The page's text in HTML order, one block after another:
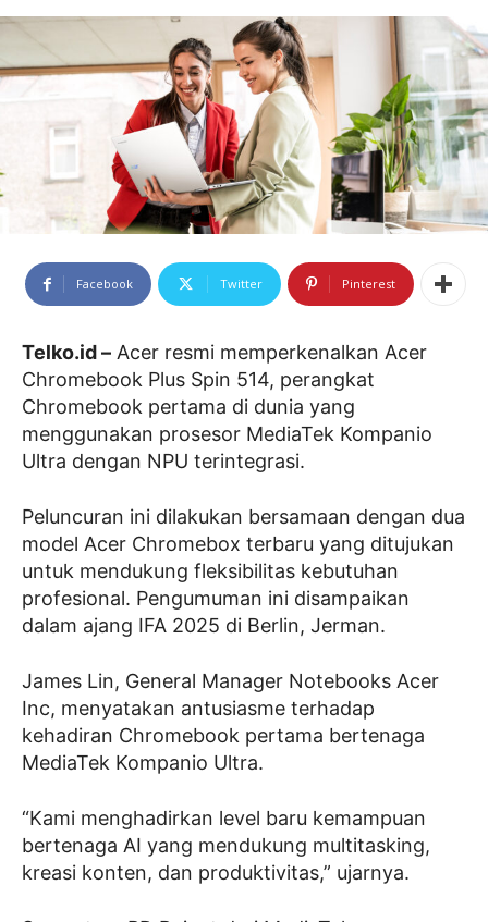
Facebook Twitter Pinterest
Telko.id – Acer resmi memperkenalkan Acer
Chromebook Plus Spin 514, perangkat
Chromebook pertama di dunia yang
menggunakan prosesor MediaTek Kompanio
Ultra dengan NPU terintegrasi.
Peluncuran ini dilakukan bersamaan dengan dua
model Acer Chromebox terbaru yang ditujukan
untuk mendukung fleksibilitas kebutuhan
profesional. Pengumuman ini disampaikan
dalam ajang IFA 2025 di Berlin, Jerman.
James Lin, General Manager Notebooks Acer
Inc, menyatakan antusiasme terhadap
kehadiran Chromebook pertama bertenaga
MediaTek Kompanio Ultra.
“Kami menghadirkan level baru kemampuan
bertenaga AI yang mendukung multitasking,
kreasi konten, dan produktivitas,” ujarnya.